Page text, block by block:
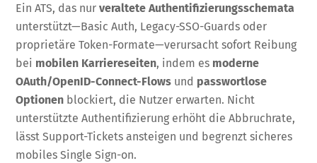
Ein ATS, das nurveraltete Authentifizierungsschemata
unterstützt—Basic Auth, Legacy-SSO-Guards oder
proprietäre Token-Formate—verursacht sofort Reibung
bei mobilen Karriereseiten, indem es moderne
OAuth/OpenID-Connect-Flows und passwortlose
Optionen blockiert, die Nutzer erwarten. Nicht
unterstützte Authentifizierung erhöht die Abbruchrate,
lässt Support-Tickets ansteigen und begrenzt sicheres
mobiles Single Sign-on.